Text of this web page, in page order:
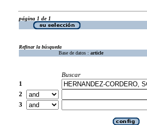
página 1 de 1
Refinar la búsqueda
Base de datos : article
Buscar
1
2
3